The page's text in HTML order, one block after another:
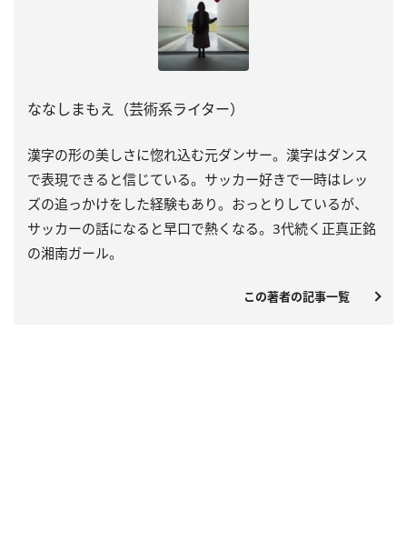
ななしまもえ（芸術系ライター）
漢字の形の美しさに惚れ込む元ダンサー。漢字はダンス
で表現できると信じている。サッカー好きで一時はレッ
ズの追っかけをした経験もあり。おっとりしているが、
サッカーの話になると早口で熱くなる。3代続く正真正銘
の湘南ガール。
この著者の記事一覧